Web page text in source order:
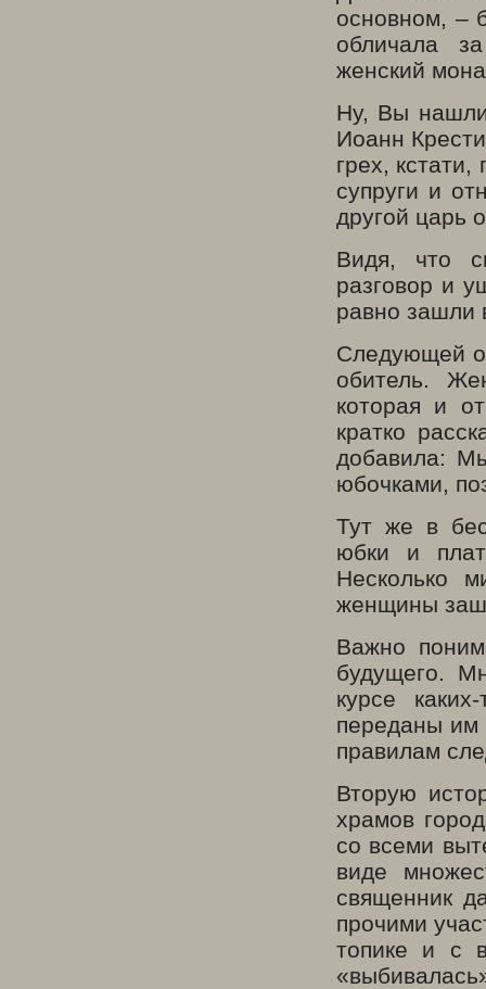
основном, –
обличала
женский
Ну, Вы нашли
Иоанн
грех,
супруги и
другой царь
Видя, что
разговор и
равно зашли
Следующей
обитель.
которая и
кратко
добавила:
юбочками,
Тут же в
юбки и
Несколько
женщины
Важно
будущего.
курсе
переданы им
правилам
Вторую
храмов
со всеми
виде
священник
прочими
топике и с